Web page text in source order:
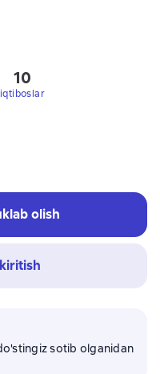
10
iqtiboslar
olish
sotib olganidan